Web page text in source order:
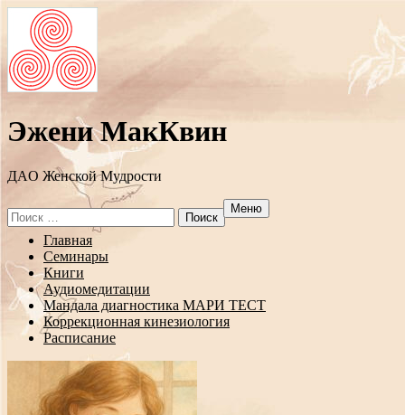
Эжени МакКвин
ДAO Женской Мудрости
Search
for:
Меню
Перейти
содержанию
Главная
Семинары
Книги
Аудиомедитации
Мандала диагностика МАРИ ТЕСТ
Коррекционная кинезиология
Расписание